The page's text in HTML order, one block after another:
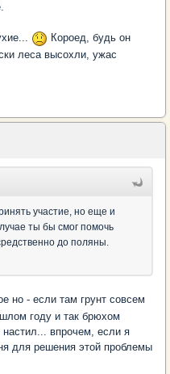
Короед, будь он
леса высохли, ужас
участие, но еще и
ты бы смог помочь
до поляны.
но - если там грунт совсем
году и так брюхом
впрочем, если я
для решения этой проблемы